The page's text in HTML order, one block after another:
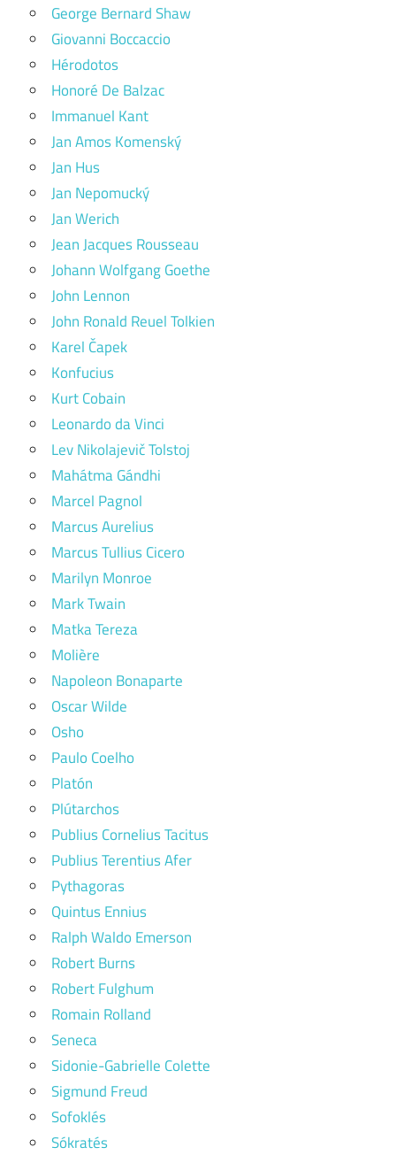
George Bernard Shaw
Giovanni Boccaccio
Hérodotos
Honoré De Balzac
Immanuel Kant
Jan Amos Komenský
Jan Hus
Jan Nepomucký
Jan Werich
Jean Jacques Rousseau
Johann Wolfgang Goethe
John Lennon
John Ronald Reuel Tolkien
Karel Čapek
Konfucius
Kurt Cobain
Leonardo da Vinci
Lev Nikolajevič Tolstoj
Mahátma Gándhi
Marcel Pagnol
Marcus Aurelius
Marcus Tullius Cicero
Marilyn Monroe
Mark Twain
Matka Tereza
Molière
Napoleon Bonaparte
Oscar Wilde
Osho
Paulo Coelho
Platón
Plútarchos
Publius Cornelius Tacitus
Publius Terentius Afer
Pythagoras
Quintus Ennius
Ralph Waldo Emerson
Robert Burns
Robert Fulghum
Romain Rolland
Seneca
Sidonie-Gabrielle Colette
Sigmund Freud
Sofoklés
Sókratés